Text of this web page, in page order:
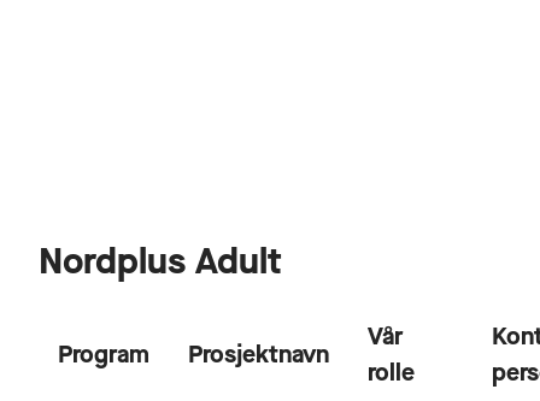
Nordplus Adult
Program Prosjektnavn
Vår
rolle